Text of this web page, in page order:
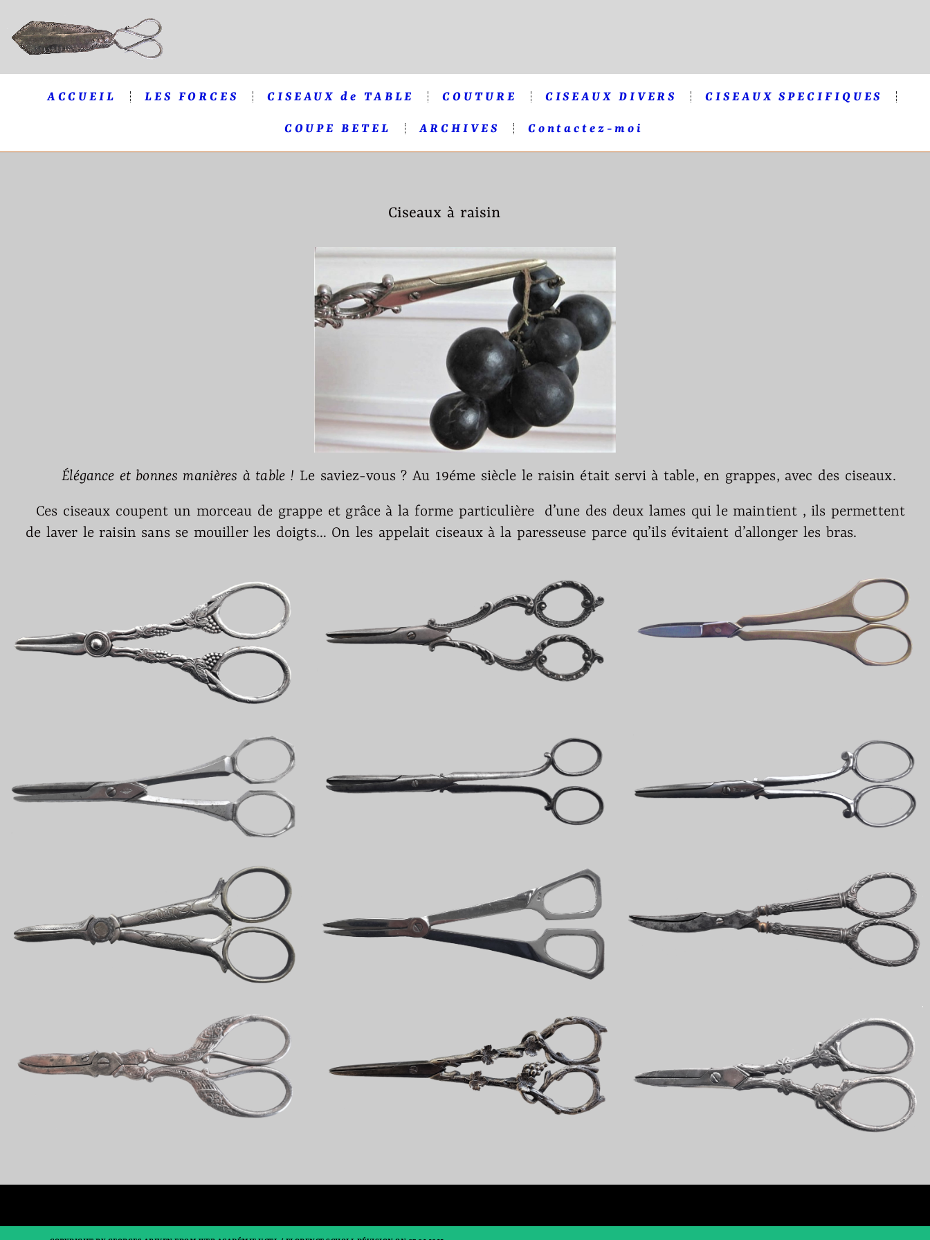
ACCUEIL LES FORCES CISEAUX de TABLE COUTURE CISEAUX DIVERS CISEAUX SPECIFIQUES
COUPE BETEL ARCHIVES Contactez-moi
Ciseaux à raisin
Élégance et bonnes manières à table ! Le saviez-vous ? Au 19éme siècle le raisin était servi à table, en grappes, avec des ciseaux.
Ces ciseaux coupent un morceau de grappe et grâce à la forme particulière d’une des deux lames qui le maintient , ils permettent
de laver le raisin sans se mouiller les doigts… On les appelait ciseaux à la paresseuse parce qu’ils évitaient d’allonger les bras.